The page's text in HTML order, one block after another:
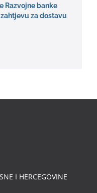
Razvojne banke
za dostavu
I HERCEGOVINE